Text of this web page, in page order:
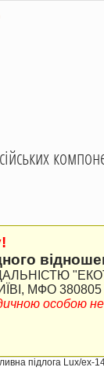
МФО 380805
особою
підлога Lux/ex-